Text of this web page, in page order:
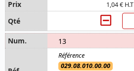
1,04 € H.T
13
029.08.010.00.00